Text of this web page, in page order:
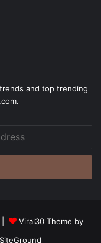
and top trending
|
Viral30 Theme by
SiteGround